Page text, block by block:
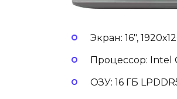
Экран: 16″,
Процессор: Intel
ОЗУ: 16 ГБ